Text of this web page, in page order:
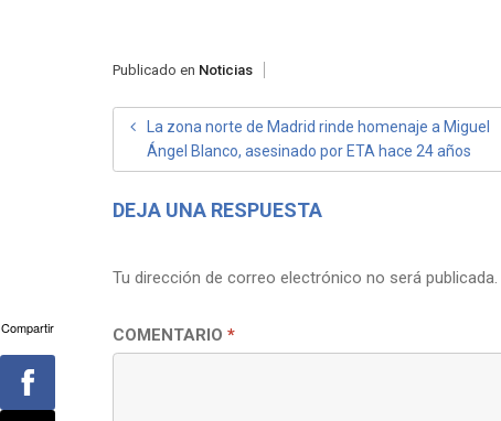
Publicado en Noticias
NAVEGACIÓN
DE
ENTRADAS
La zona norte de Madrid rinde homenaje a Miguel
Ángel Blanco, asesinado por ETA hace 24 años
DEJA UNA RESPUESTA
Tu dirección de correo electrónico no será publicada.
COMENTARIO *
Compartir